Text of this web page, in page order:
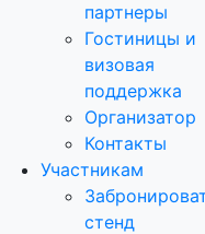
партнеры
Гостиницы и
визовая
поддержка
Организатор
Контакты
Участникам
стенд